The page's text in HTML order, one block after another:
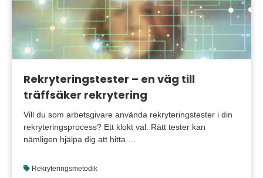
Rekryteringstester – en väg till
träffsäker rekrytering
Vill du som arbetsgivare använda rekryteringstester i din
rekryteringsprocess? Ett klokt val. Rätt tester kan
nämligen hjälpa dig att hitta …
Rekryteringsmetodik